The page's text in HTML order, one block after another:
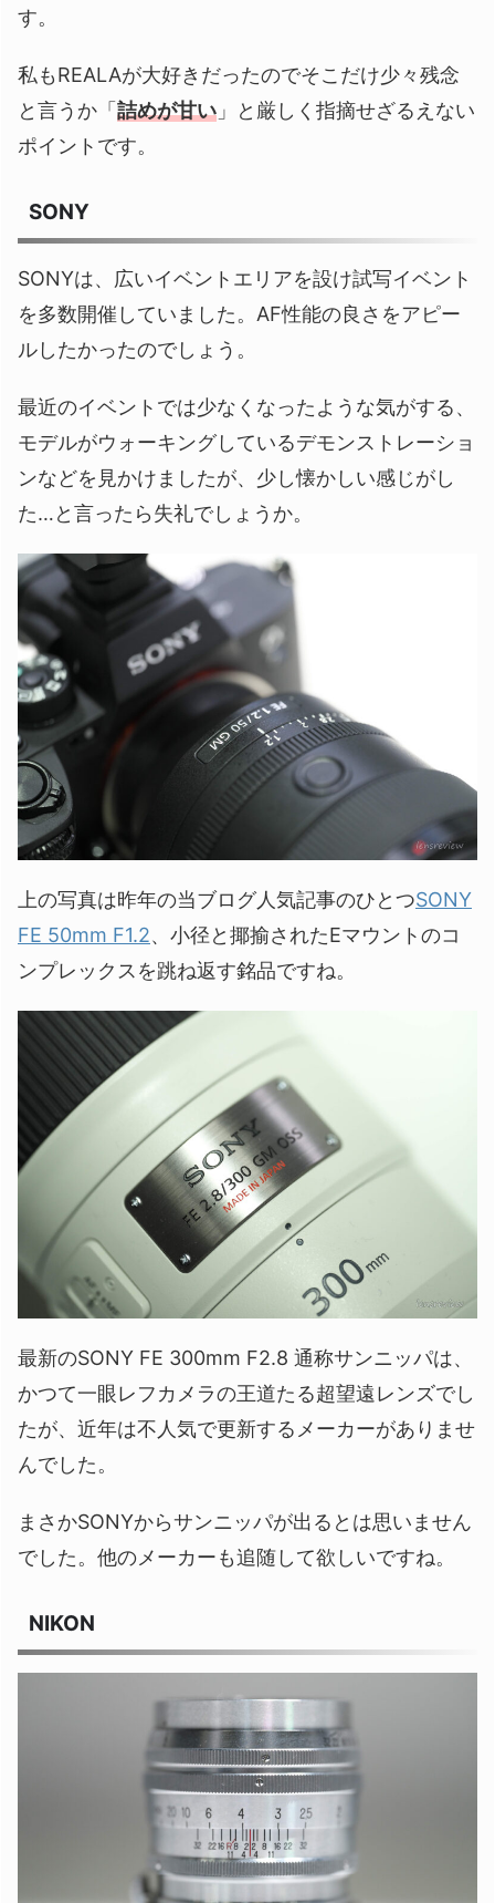
す。
私もREALAが大好きだったのでそこだけ少々残念
と言うか「 詰めが甘い 」と厳しく指摘せざるえない
ポイントです。
SONY
SONYは、広いイベントエリアを設け試写イベント
を多数開催していました。AF性能の良さをアピー
ルしたかったのでしょう。
最近のイベントでは少なくなったような気がする、
モデルがウォーキングしているデモンストレーショ
ンなどを見かけましたが、少し懐かしい感じがし
た…と言ったら失礼でしょうか。
上の写真は昨年の当ブログ人気記事のひとつSONY
FE 50mm F1.2、小径と揶揄されたEマウントのコ
ンプレックスを跳ね返す銘品ですね。
最新のSONY FE 300mm F2.8 通称サンニッパは、
かつて一眼レフカメラの王道たる超望遠レンズでし
たが、近年は不人気で更新するメーカーがありませ
んでした。
まさかSONYからサンニッパが出るとは思いません
でした。他のメーカーも追随して欲しいですね。
NIKON